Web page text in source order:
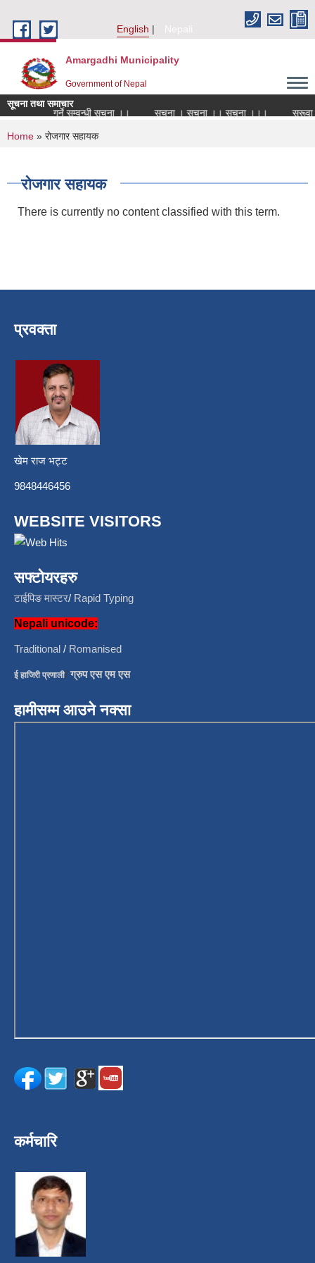
English
Nepali
Amargadhi Municipality
Government of Nepal
सूचना तथा समाचार
पदपूर्ति गर्ने सम्वन्धी सूचना ।।
सूचना । सूचना ।। सूचना ।।। सरूवा
You are here
Home » रोजगार सहायक
रोजगार सहायक
There is currently no content classified with this term.
प्रवक्ता
खेम राज भट्ट
9848446456
WEBSITE VISITORS
सफ्टोयरहरु
टाईपिङ मास्टर/ Rapid Typing
Nepali unicode:
Traditional / Romanised
ई हाजिरी प्रणाली/ग्रुप एस एम एस
हामीसम्म आउने नक्सा
कर्मचारि